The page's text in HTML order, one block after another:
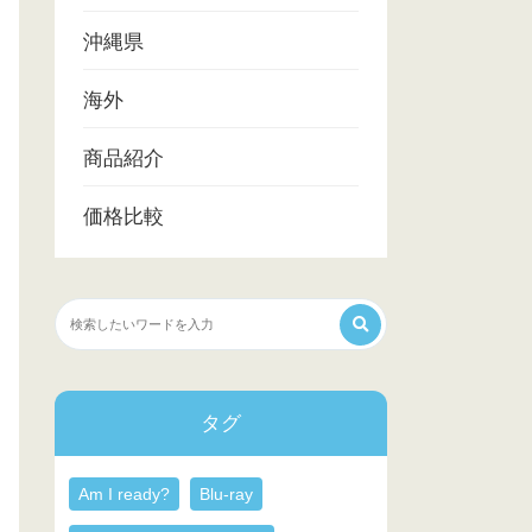
沖縄県
海外
商品紹介
価格比較
タグ
Am I ready? Blu-ray